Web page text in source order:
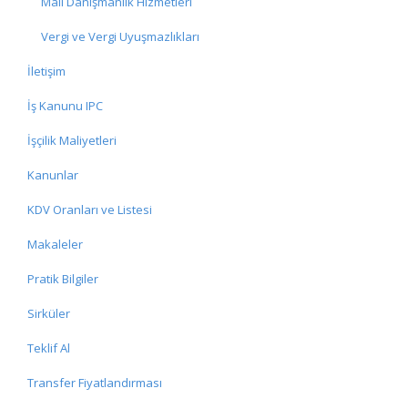
Vergi ve Vergi Uyuşmazlıkları
İletişim
İş Kanunu IPC
İşçilik Maliyetleri
Kanunlar
KDV Oranları ve Listesi
Makaleler
Pratik Bilgiler
Sirküler
Teklif Al
Transfer Fiyatlandırması